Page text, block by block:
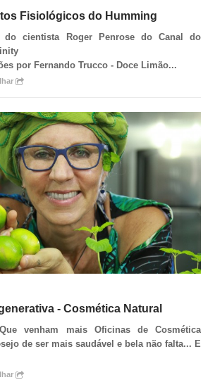
Fisiológicos do Humming
do cientista Roger Penrose do Canal do
por Fernando Trucco - Doce Limão...
- Cosmética Natural
Que venham mais Oficinas de Cosmética
de ser mais saudável e bela não falta... E